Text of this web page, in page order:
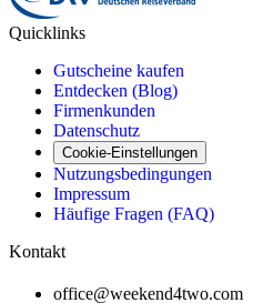
Quicklinks
Gutscheine kaufen
Entdecken (Blog)
Firmenkunden
Datenschutz
Cookie-Einstellungen
Nutzungsbedingungen
Impressum
Häufige Fragen (FAQ)
Kontakt
office@weekend4two.com